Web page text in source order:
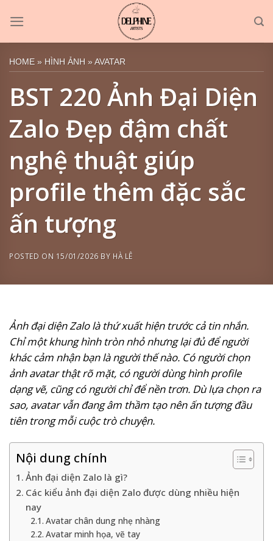
content
HOME » HÌNH ẢNH »AVATAR
BST 220 Ảnh Đại Diện
Zalo Đẹp đậm chất
nghệ thuật giúp
profile thêm đặc sắc
ấn tượng
POSTED ON 15/01/2026 BY HÀ LÊ
Ảnh đại diện Zalo là thứ xuất hiện trước cả tin nhắn.
Chỉ một khung hình tròn nhỏ nhưng lại đủ để người
khác cảm nhận bạn là người thế nào. Có người chọn
ảnh avatar thật rõ mặt, có người dùng hình profile
dạng vẽ, cũng có người chỉ để nền trơn. Dù lựa chọn ra
sao, avatar vẫn đang âm thầm tạo nên ấn tượng đầu
tiên trong mỗi cuộc trò chuyện.
Nội dung chính
Ảnh đại diện Zalo là gì?
Các kiểu ảnh đại diện Zalo được dùng nhiều hiện
nay
Avatar chân dung nhẹ nhàng
Avatar minh họa, vẽ tay